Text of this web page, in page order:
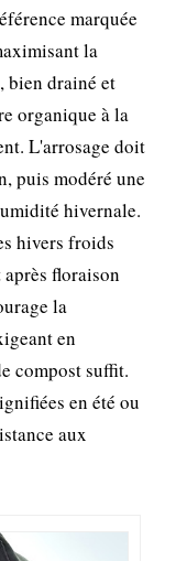
marquée
la
bien drainé et
organique à la
L'arrosage doit
puis modéré une
hivernale.
hivers froids
floraison
la
en
compost suffit.
en été ou
aux